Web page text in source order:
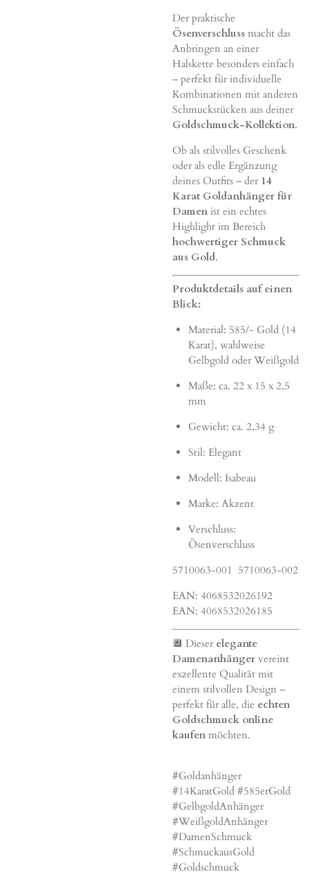
Der praktische
Ösenverschluss macht das
Anbringen an einer
Halskette besonders einfach
– perfekt für individuelle
Kombinationen mit anderen
Schmuckstücken aus deiner
Goldschmuck-Kollektion.
Ob als stilvolles Geschenk
oder als edle Ergänzung
deines Outfits – der 14
Karat Goldanhänger für
Damen ist ein echtes
Highlight im Bereich
hochwertiger Schmuck
aus Gold.
Produktdetails auf einen
Blick:
Material: 585/- Gold (14
Karat), wahlweise
Gelbgold oder Weißgold
Maße: ca. 22 x 15 x 2,5
mm
Gewicht: ca. 2,34 g
Stil: Elegant
Modell: Isabeau
Marke: Akzent
Verschluss:
Ösenverschluss
5710063-001 5710063-002
EAN: 4068532026192
EAN: 4068532026185
🔲 Dieser elegante
Damenanhänger vereint
exzellente Qualität mit
einem stilvollen Design –
perfekt für alle, die echten
Goldschmuck online
kaufen möchten.
#Goldanhänger
#14KaratGold #585erGold
#GelbgoldAnhänger
#WeißgoldAnhänger
#DamenSchmuck
#SchmuckausGold
#Goldschmuck